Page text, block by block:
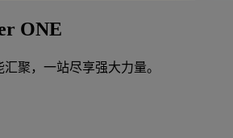
ONE
汇聚，一站尽享强大力量。